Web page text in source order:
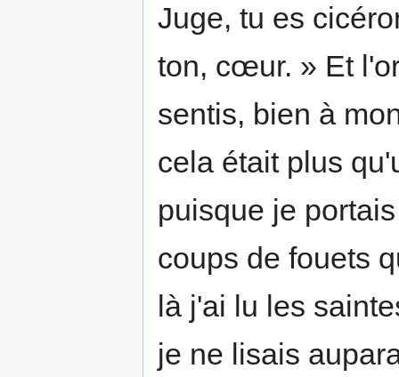
Juge, tu es
ton, cœur. » Et
sentis, bien à
cela était plus
puisque je
coups de fouets
là j'ai lu les
je ne lisais